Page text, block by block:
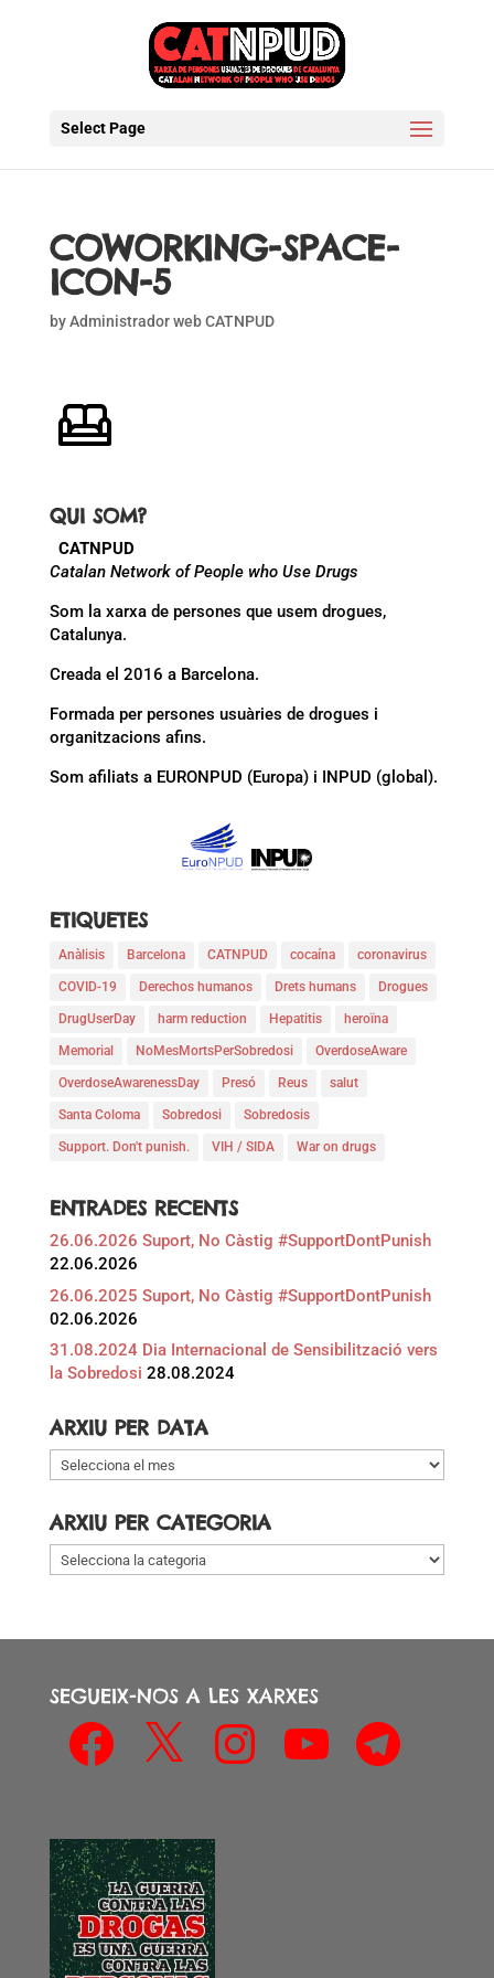
Select Page
COWORKING-SPACE-
ICON-5
byAdministrador web CATNPUD
QUI SOM?
CATNPUD
Catalan Network of People who Use Drugs
Som la xarxa de persones que usem drogues,
Catalunya.
Creada el 2016 a Barcelona.
Formada per persones usuàries de drogues i
organitzacions afins.
Som afiliats a EURONPUD (Europa) i INPUD (global).
ETIQUETES
Anàlisis Barcelona CATNPUD cocaína coronavirus
COVID-19 Derechos humanos Drets humans Drogues
DrugUserDay harm reduction Hepatitis heroïna
Memorial NoMesMortsPerSobredosi OverdoseAware
OverdoseAwarenessDay Presó Reus salut
Santa Coloma Sobredosi Sobredosis
Support. Don't punish. VIH / SIDA War on drugs
ENTRADES RECENTS
26.06.2026 Suport, No Càstig #SupportDontPunish
22.06.2026
26.06.2025 Suport, No Càstig #SupportDontPunish
02.06.2026
31.08.2024 Dia Internacional de Sensibilització vers
la Sobredosi 28.08.2024
ARXIU PER DATA
Arxiu
per
ARXIU PER CATEGORIA
Arxiu
per
SEGUEIX-NOS A LES XARXES
Facebook Instagram Telegram